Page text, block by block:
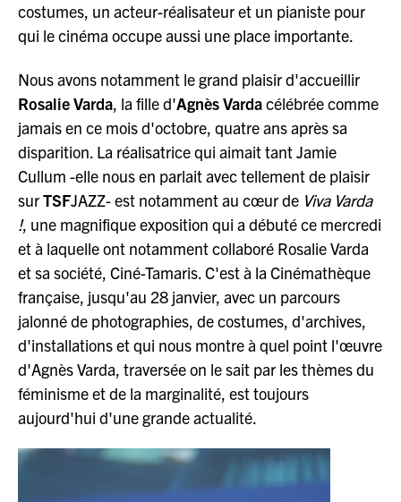
costumes, un acteur-réalisateur et un pianiste pour
qui le cinéma occupe aussi une place importante.
Nous avons notamment le grand plaisir d'accueillir
Rosalie Varda , la fille d'Agnès Vardacélébrée comme
jamais en ce mois d'octobre, quatre ans après sa
disparition. La réalisatrice qui aimait tant Jamie
Cullum -elle nous en parlait avec tellement de plaisir
surTSFJAZZ- est notamment au cœur de Viva Varda
!, une magnifique exposition qui a débuté ce mercredi
et à laquelle ont notamment collaboré Rosalie Varda
et sa société, Ciné-Tamaris. C'est à la Cinémathèque
française, jusqu'au 28 janvier, avec un parcours
jalonné de photographies, de costumes, d'archives,
d'installations et qui nous montre à quel point l'œuvre
d'Agnès Varda, traversée on le sait par les thèmes du
féminisme et de la marginalité, est toujours
aujourd'hui d'une grande actualité.